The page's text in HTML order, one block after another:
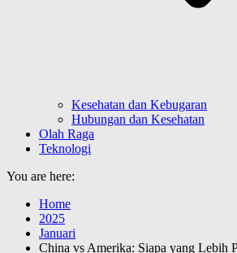
Kesehatan dan Kebugaran
Hubungan dan Kesehatan
Olah Raga
Teknologi
You are here:
Home
2025
Januari
China vs Amerika: Siapa yang Lebih